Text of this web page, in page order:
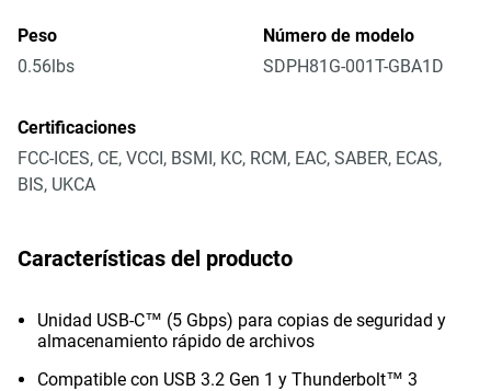
Peso
0.56lbs
Número de modelo
SDPH81G-001T-GBA1D
Certificaciones
FCC-ICES, CE, VCCI, BSMI, KC, RCM, EAC, SABER, ECAS,
BIS, UKCA
Características del producto
Unidad USB-C™ (5 Gbps) para copias de seguridad y
almacenamiento rápido de archivos
Compatible con USB 3.2 Gen 1 y Thunderbolt™ 3